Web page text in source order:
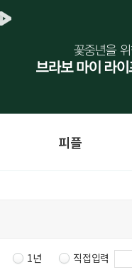
피플
1년 직접입력